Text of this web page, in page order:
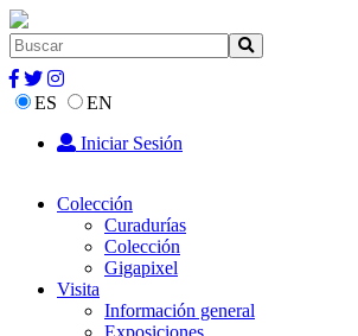
ES
EN
Iniciar Sesión
Colección
Curadurías
Colección
Gigapixel
Visita
Información general
Exposiciones